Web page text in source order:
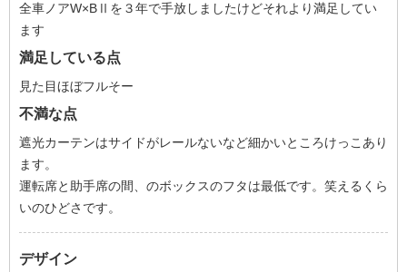
全車ノアW×BⅡを３年で手放しましたけどそれより満足してい
ます
満足している点
見た目ほぼフルそー
不満な点
遮光カーテンはサイドがレールないなど細かいところけっこあり
ます。
運転席と助手席の間、のボックスのフタは最低です。笑えるくら
いのひどさです。
デザイン